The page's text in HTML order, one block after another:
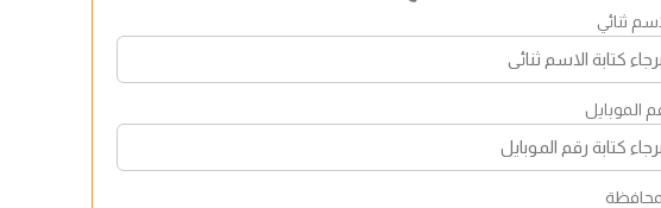
ثنائي
الموبايل